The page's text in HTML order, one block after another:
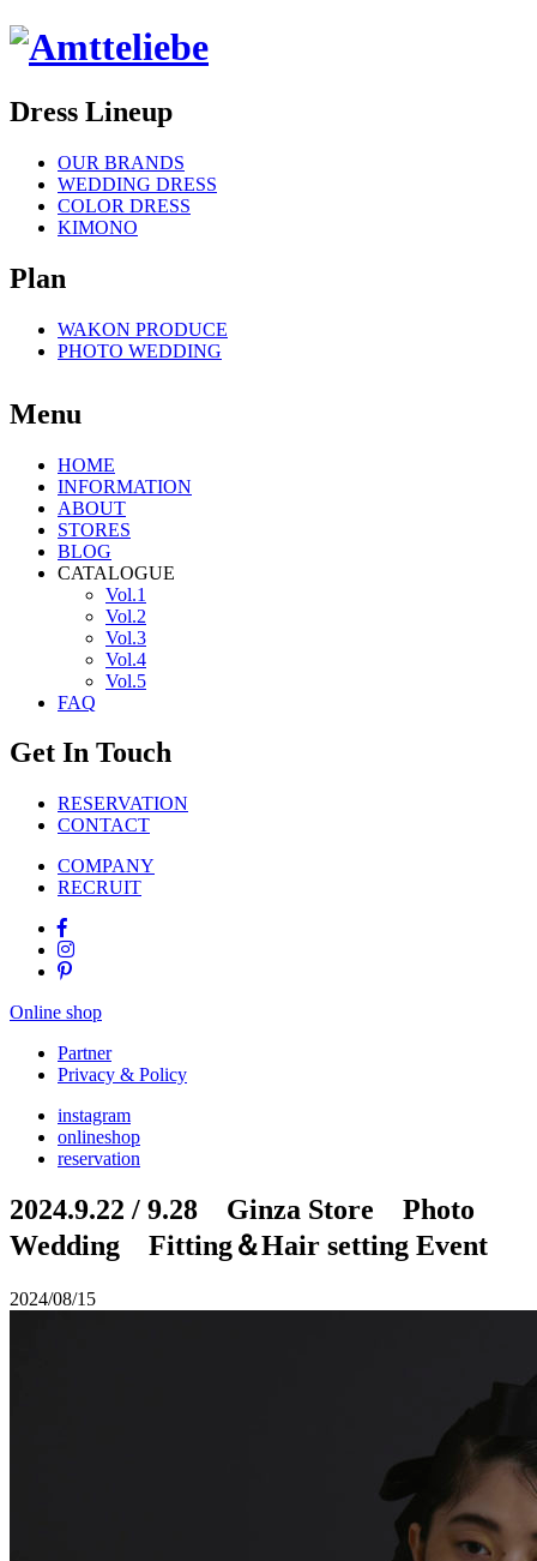
Dress Lineup
OUR BRANDS
WEDDING DRESS
COLOR DRESS
KIMONO
Plan
WAKON PRODUCE
PHOTO WEDDING
Menu
HOME
INFORMATION
ABOUT
STORES
BLOG
CATALOGUE
Vol.1
Vol.2
Vol.3
Vol.4
Vol.5
FAQ
Get In Touch
RESERVATION
CONTACT
COMPANY
RECRUIT
Online shop
Partner
Privacy & Policy
instagram
onlineshop
reservation
2024.9.22 / 9.28 Ginza Store Photo
Wedding Fitting＆Hair setting Event
2024/08/15